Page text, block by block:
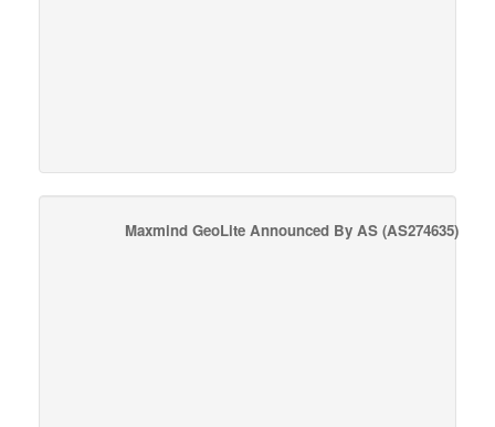
Maxmind GeoLite Announced By AS(AS274635)